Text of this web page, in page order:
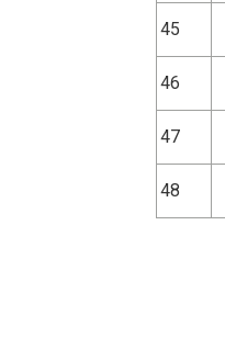
45
46
47
48